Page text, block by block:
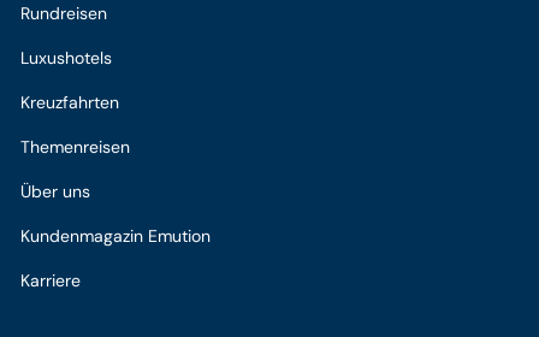
Rundreisen
Luxushotels
Kreuzfahrten
Themenreisen
Über uns
Kundenmagazin Emution
Karriere